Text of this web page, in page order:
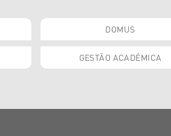
DOMUS
GESTÃO ACADÉMICA